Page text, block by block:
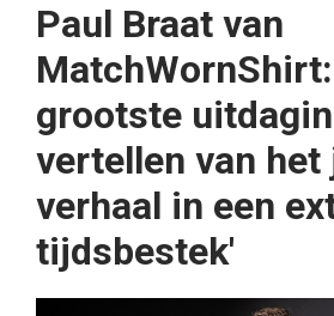
Paul Braat van
grootste
vertellen van
verhaal in een
tijdsbestek'